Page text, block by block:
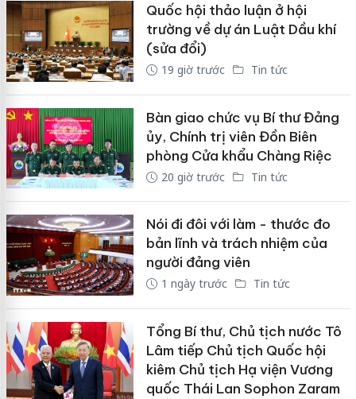
Quốc hội thảo luận ở hội
trường về dự án Luật Dầu khí
(sửa đổi)
19 giờ trước Tin tức
Bàn giao chức vụ Bí thư Đảng
ủy, Chính trị viên Đồn Biên
phòng Cửa khẩu Chàng Riệc
20 giờ trước Tin tức
Nói đi đôi với làm - thước đo
bản lĩnh và trách nhiệm của
người đảng viên
1 ngày trước Tin tức
Tổng Bí thư, Chủ tịch nước Tô
Lâm tiếp Chủ tịch Quốc hội
kiêm Chủ tịch Hạ viện Vương
quốc Thái Lan Sophon Zaram